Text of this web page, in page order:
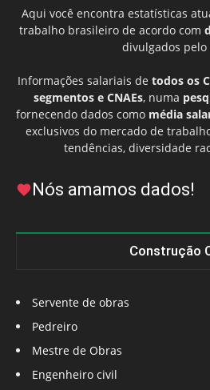
Aqui você encontra estatísticas
trabalho brasileiro de acordo com
divulgados pelo
Informações salariais de todos os
segmentos e CNAEs, numa
fornecendo dados como média
exclusivos do mercado de
tendências, diversidade
Nós amamos dados!
Construção
Servente de obras
Pedreiro
Mestre de Obras
Engenheiro civil